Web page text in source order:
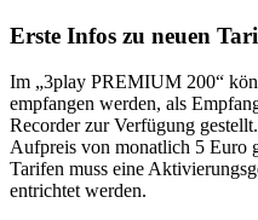
Erste Infos zu neuen
Im „3play PREMIUM 200“
empfangen werden, als
Recorder zur Verfügung
Aufpreis von monatlich 5 Euro
Tarifen muss eine
entrichtet werden.